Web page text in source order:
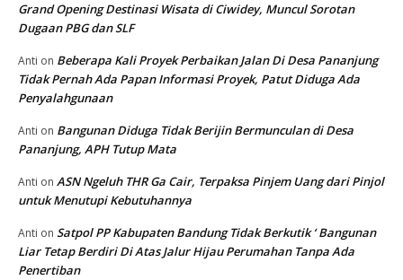
Grand Opening Destinasi Wisata di Ciwidey, Muncul Sorotan
Dugaan PBG dan SLF
Anti on Beberapa Kali Proyek Perbaikan Jalan Di Desa Pananjung
Tidak Pernah Ada Papan Informasi Proyek, Patut Diduga Ada
Penyalahgunaan
Anti on Bangunan Diduga Tidak Berijin Bermunculan di Desa
Pananjung, APH Tutup Mata
Anti on ASN Ngeluh THR Ga Cair, Terpaksa Pinjem Uang dari Pinjol
untuk Menutupi Kebutuhannya
Anti on Satpol PP Kabupaten Bandung Tidak Berkutik ‘ Bangunan
Liar Tetap Berdiri Di Atas Jalur Hijau Perumahan Tanpa Ada
Penertiban